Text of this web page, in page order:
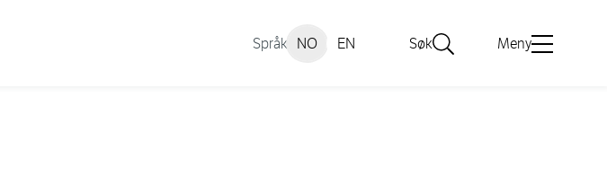
Språk NO EN Søk Meny